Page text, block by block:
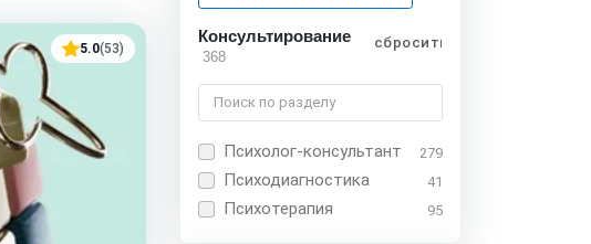
5.0(53)
Консультирование
368
сбросить
Психолог-консультант 279
Психодиагностика 41
Психотерапия 95